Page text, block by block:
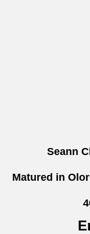
Seann
Matured in